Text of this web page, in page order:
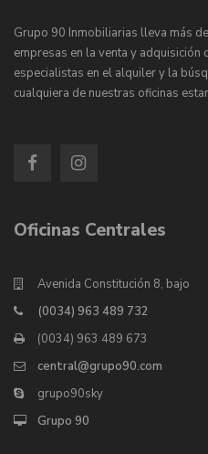
Grupo 90 Inmobiliarias lleva más
empresas en la venta y
especialistas en el alquiler y la
cualquiera de nuestras oficinas
Oficinas Centrales
Avenida Constitución 8, bajo
(0034) 963 489 732
(0034) 963 489 673
central@grupo90.com
grupo90sky
Grupo 90